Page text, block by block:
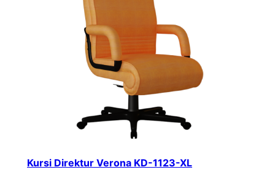
Kursi Direktur Verona KD-1123-XL